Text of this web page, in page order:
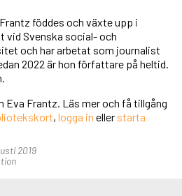
föddes och växte upp i
vid Svenska social- och
och har arbetat som journalist
2022 är hon författare på heltid.
Eva Frantz. Läs mer och få tillgång
, logga in eller starta
2019